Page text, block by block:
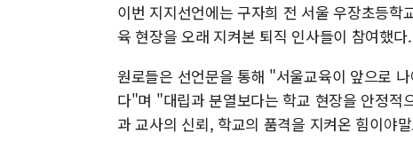
이번 지지선언에는 구자희 전 서울 우장초등
육 현장을 오래 지켜본 퇴직 인사들이 참여했다.
원로들은 선언문을 통해 "서울교육이 앞으로
다"며 "대립과 분열보다는 학교 현장을 안정적
과 교사의 신뢰, 학교의 품격을 지켜온 힘이야